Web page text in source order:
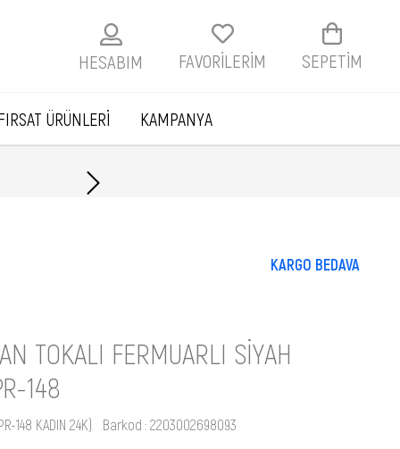
SEPETIM
FAVORİLERİM
HESABIM
ÜRÜNLERİ KAMPANYA
KARGO BEDAVA
TOKALI FERMUARLI SIYAH
148
148 KADIN 24K) Barkod : 2203002698093